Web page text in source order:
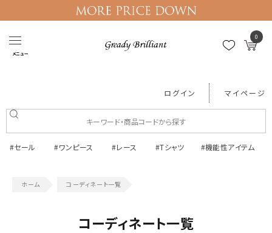
メニュー
0
ログイン マイページ
#セール #ワンピース #レース #Tシャツ #機能性アイテム
コーディネート一覧
コーディネート一覧